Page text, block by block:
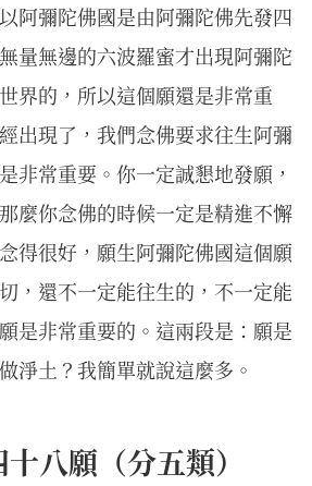
阿彌陀佛國是由阿彌陀佛先發四
量無邊的六波羅蜜才出現阿彌陀
界的，所以這個願還是非常重
出現了，我們念佛要求往生阿彌
非常重要。你一定誠懇地發願，
麼你念佛的時候一定是精進不懈
得很好，願生阿彌陀佛國這個願
，還不一定能往生的，不一定能
是非常重要的。這兩段是：願是
淨土？我簡單就說這麼多。
八願（分五類）